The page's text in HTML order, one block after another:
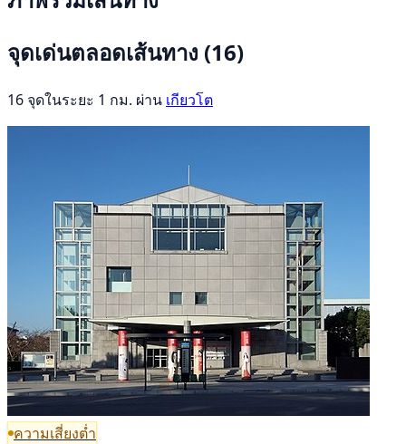
จุดเด่นตลอดเส้นทาง (16)
16 จุดในระยะ 1 กม. ผ่าน เกียวโต
ความเสี่ยงต่ำ